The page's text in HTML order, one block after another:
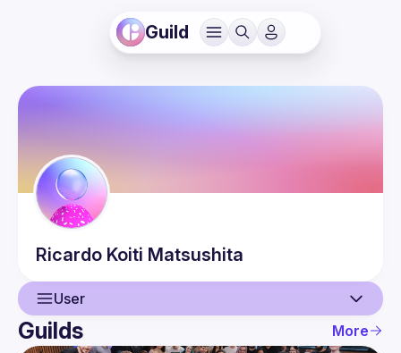
Guild
Ricardo Koiti Matsushita
User
User
Guilds More